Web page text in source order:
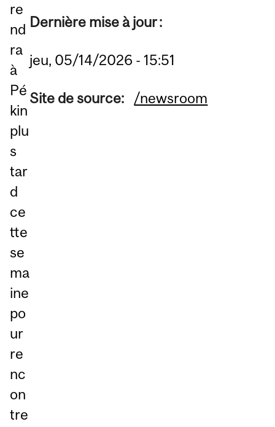
re
nd
ra
à
Pé
kin
plu
s
tar
d
ce
tte
se
ma
ine
po
ur
re
nc
on
tre
Dernière mise à jour :
jeu, 05/14/2026 - 15:51
Site de source: /newsroom